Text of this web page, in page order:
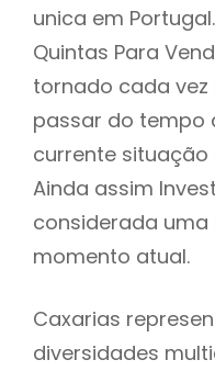
unica em
Quintas Para
tornado cada
passar do tempo
currente
Ainda assim
considerada
momento atual.
Caxarias
diversidades